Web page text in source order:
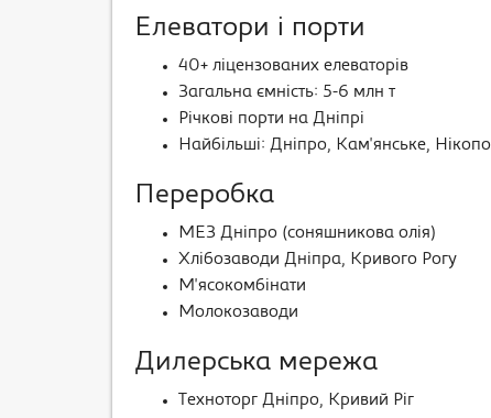
Елеватори і порти
40+ ліцензованих елеваторів
Загальна ємність: 5-6 млн т
Річкові порти на Дніпрі
Найбільші: Дніпро, Кам'янське,
Переробка
МЕЗ Дніпро (соняшникова олія)
Хлібозаводи Дніпра, Кривого Рогу
М'ясокомбінати
Молокозаводи
Дилерська мережа
Техноторг Дніпро, Кривий Ріг